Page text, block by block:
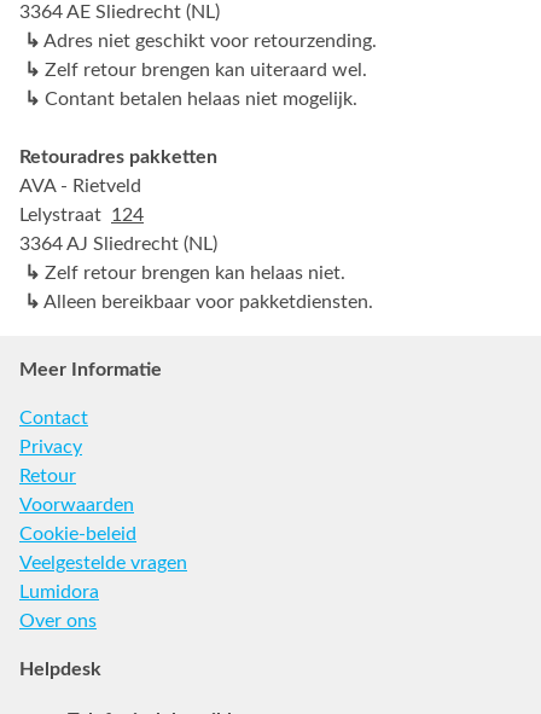
3364 AE Sliedrecht (NL)
↳ Adres niet geschikt voor retourzending.
↳ Zelf retour brengen kan uiteraard wel.
↳ Contant betalen helaas niet mogelijk.
Retouradres pakketten
AVA - Rietveld
Lelystraat 124
3364 AJ Sliedrecht (NL)
↳ Zelf retour brengen kan helaas niet.
↳ Alleen bereikbaar voor pakketdiensten.
Meer Informatie
Contact
Privacy
Retour
Voorwaarden
Cookie-beleid
Veelgestelde vragen
Lumidora
Over ons
Helpdesk